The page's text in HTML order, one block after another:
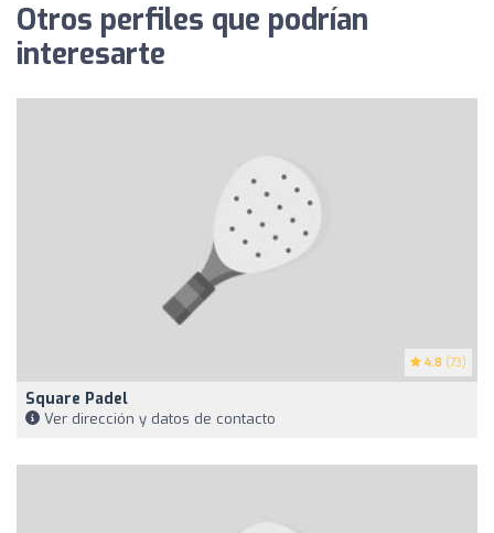
Otros perfiles que podrían
interesarte
4.8 (73)
Square Padel
Ver dirección y datos de contacto